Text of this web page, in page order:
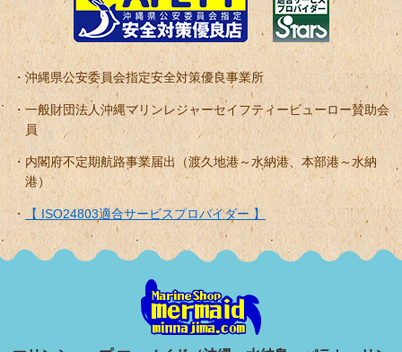
沖縄県公安委員会指定安全対策優良事業所
一般財団法人沖縄マリンレジャーセイフティービューロー賛助会
員
内閣府不定期航路事業届出（渡久地港～水納港、本部港～水納
港）
【 ISO24803適合サービスプロバイダー 】